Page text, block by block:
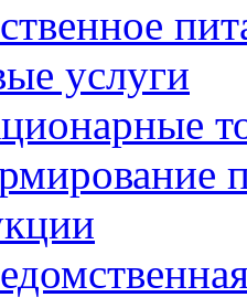
услуги